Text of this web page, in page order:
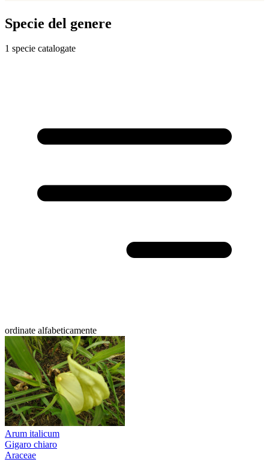
Specie del genere
1 specie catalogate
ordinate alfabeticamente
Arum italicum
Gigaro chiaro
Araceae